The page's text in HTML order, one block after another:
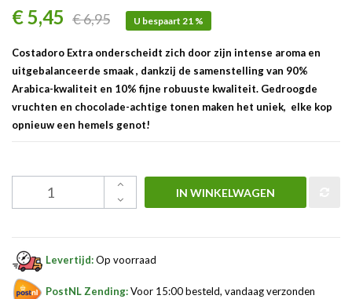
€ 5,45 € 6,95 U bespaart 21 %
Costadoro Extra onderscheidt zich door zijn intense aroma en
uitgebalanceerde smaak , dankzij de samenstelling van 90%
Arabica-kwaliteit en 10% fijne robuuste kwaliteit. Gedroogde
vruchten en chocolade-achtige tonen maken het uniek, elke kop
opnieuw een hemels genot!
IN WINKELWAGEN
Levertijd:Op voorraad
PostNL Zending:Voor 15:00 besteld, vandaag verzonden